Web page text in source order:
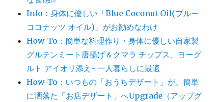
Info：身体に優しい「Blue Coconut Oil(ブルー
ココナッツ オイル)」がお勧めなわけ
How-To：簡単な料理作り・身体に優しい自家製
グルテンミート唐揚げ＆クマラ チップス、ヨーグ
ルト アイオリ添え- 一人暮らしに最適
How-To：いつもの「おうちデザート」が、簡単
に洒落た「お店デザート」へUpgrade（アップグ